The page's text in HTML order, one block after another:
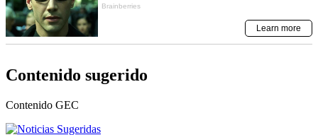
Contenido sugerido
Contenido GEC